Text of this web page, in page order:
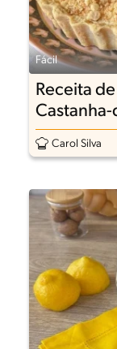
Fácil
Receita
Carol Silva